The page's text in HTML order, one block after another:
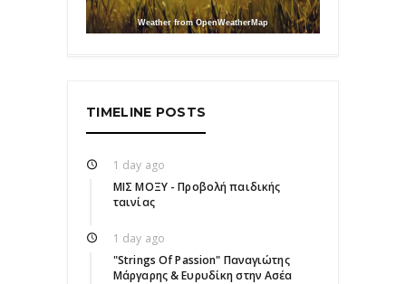
Weather from OpenWeatherMap
TIMELINE POSTS
1 day ago
ΜΙΣ ΜΟΞΥ - Προβολή παιδικής
ταινίας
1 day ago
"Strings Of Passion" Παναγιώτης
Μάργαρης & Ευρυδίκη στην Ασέα